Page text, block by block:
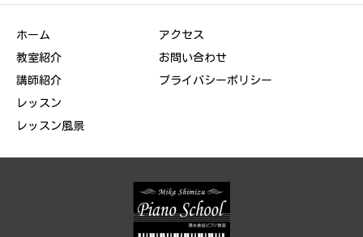
ホーム
教室紹介
講師紹介
レッスン
レッスン風景
アクセス
お問い合わせ
プライバシーポリシー